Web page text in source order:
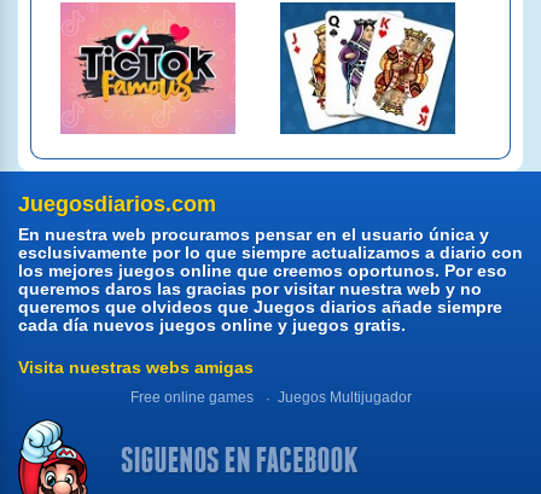
Juegosdiarios.com
En nuestra web procuramos pensar en el usuario única y
esclusivamente por lo que siempre actualizamos a diario con
los mejores juegos online que creemos oportunos. Por eso
queremos daros las gracias por visitar nuestra web y no
queremos que olvideos que Juegos diarios añade siempre
cada día nuevos juegos online y juegos gratis.
Visita nuestras webs amigas
Free online games Juegos Multijugador